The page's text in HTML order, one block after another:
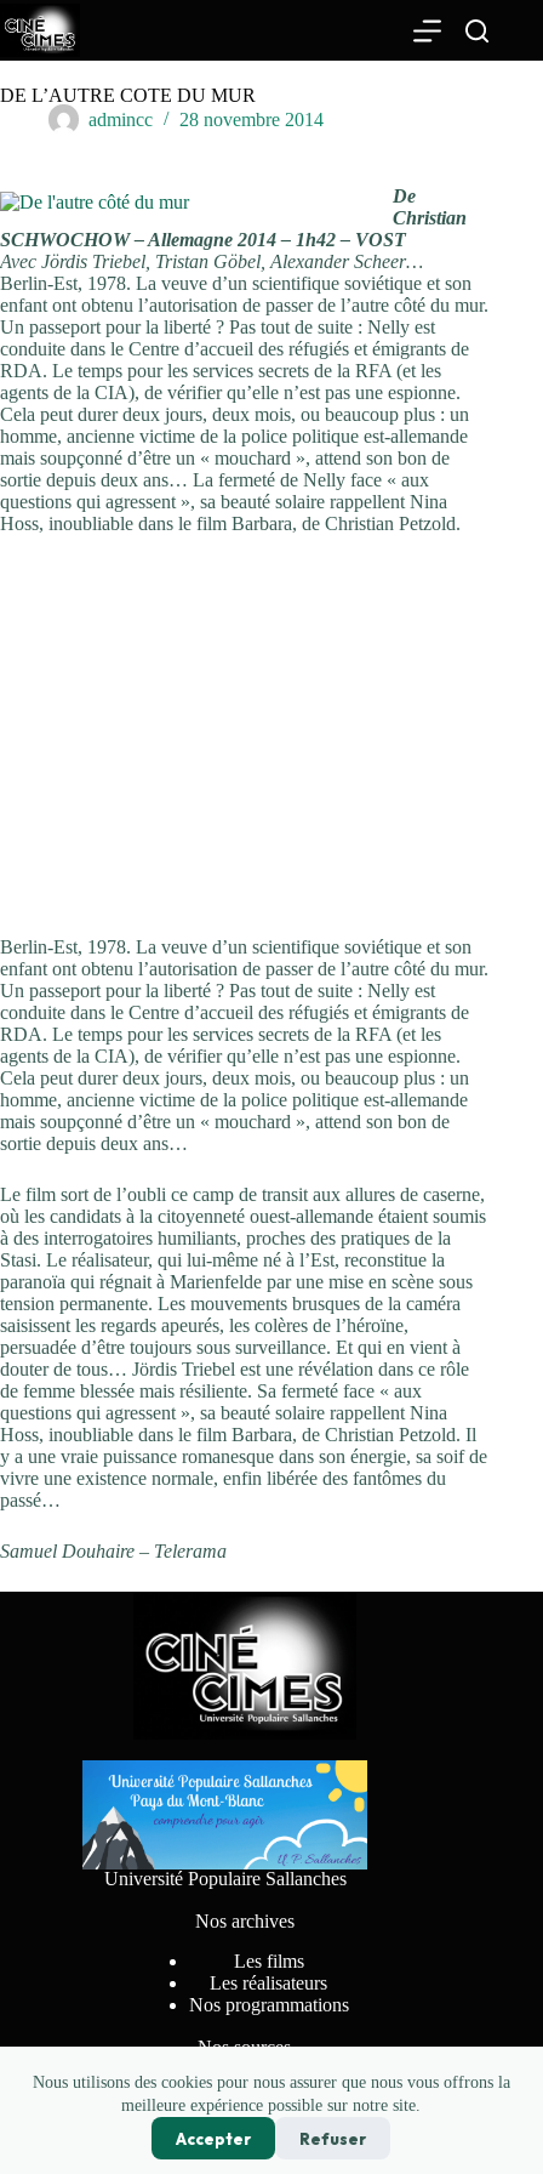
Passer
au
contenu
Nous utilisons des cookies pour nous assurer que nous vous offrons la
meilleure expérience possible sur notre site.
Accepter Refuser
DE L’AUTRE COTE DU MUR
admincc
28 novembre 2014
De
Christian
SCHWOCHOW – Allemagne 2014 – 1h42 – VOST
Avec Jördis Triebel, Tristan Göbel, Alexander Scheer…
Berlin-Est, 1978. La veuve d’un scientifique soviétique et son
enfant ont obtenu l’autorisation de passer de l’autre côté du mur.
Un passeport pour la liberté ? Pas tout de suite : Nelly est
conduite dans le Centre d’accueil des réfugiés et émigrants de
RDA. Le temps pour les services secrets de la RFA (et les
agents de la CIA), de vérifier qu’elle n’est pas une espionne.
Cela peut durer deux jours, deux mois, ou beaucoup plus : un
homme, ancienne victime de la police politique est-allemande
mais soupçonné d’être un « mouchard », attend son bon de
sortie depuis deux ans… La fermeté de Nelly face « aux
questions qui agressent », sa beauté solaire rappellent Nina
Hoss, inoubliable dans le film Barbara, de Christian Petzold.
Berlin-Est, 1978. La veuve d’un scientifique soviétique et son
enfant ont obtenu l’autorisation de passer de l’autre côté du mur.
Un passeport pour la liberté ? Pas tout de suite : Nelly est
conduite dans le Centre d’accueil des réfugiés et émigrants de
RDA. Le temps pour les services secrets de la RFA (et les
agents de la CIA), de vérifier qu’elle n’est pas une espionne.
Cela peut durer deux jours, deux mois, ou beaucoup plus : un
homme, ancienne victime de la police politique est-allemande
mais soupçonné d’être un « mouchard », attend son bon de
sortie depuis deux ans…
Le film sort de l’oubli ce camp de transit aux allures de caserne,
où les candidats à la citoyenneté ouest-allemande étaient soumis
à des inter­­ro­gatoires humiliants, proches des pratiques de la
Stasi. Le réalisateur, qui lui-même né à l’Est, reconstitue la
paranoïa qui régnait à Marienfelde par une mise en scène sous
tension permanente. Les mouvements brusques de la caméra
saisissent les regards apeurés, les colères de l’héroïne,
persuadée d’être toujours sous surveillance. Et qui en vient à
douter de tous… Jördis Triebel est une révélation dans ce rôle
de femme blessée mais résiliente. Sa fermeté face « aux
questions qui agressent », sa beauté solaire rappellent Nina
Hoss, inoubliable dans le film Barbara, de Christian Petzold. Il
y a une vraie puissance romanesque dans son énergie, sa soif de
vivre une existence normale, enfin libérée des fantômes du
passé…
Samuel Douhaire – Telerama
Université Populaire Sallanches
Nos archives
Les films
Les réalisateurs
Nos programmations
Nos sources
pkzerocreations.fr - Copyright CINE CIMES